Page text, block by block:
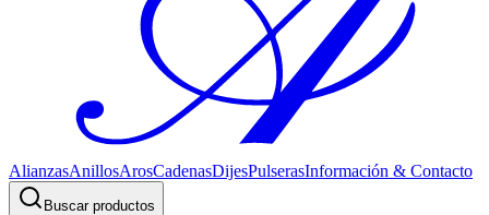
AlianzasAnillosArosCadenasDijesPulserasInformación & Contacto
Buscar productos